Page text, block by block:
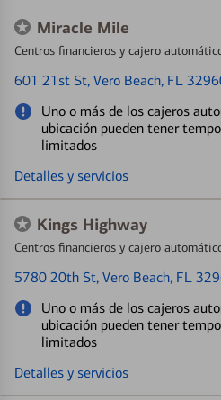
Miracle Mile
Centros financieros y cajero
601 21st St, Vero Beach, FL
Uno o más de los cajeros
ubicación pueden tener
limitados
Detalles y servicios
Kings Highway
Centros financieros y cajero
5780 20th St, Vero Beach, FL
Uno o más de los cajeros
ubicación pueden tener
limitados
Detalles y servicios